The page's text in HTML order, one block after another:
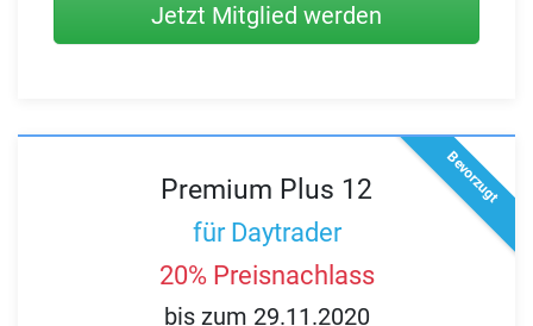
Jetzt Mitglied werden
Bevorzugt
Premium Plus 12
für Daytrader
20% Preisnachlass
bis zum 29.11.2020